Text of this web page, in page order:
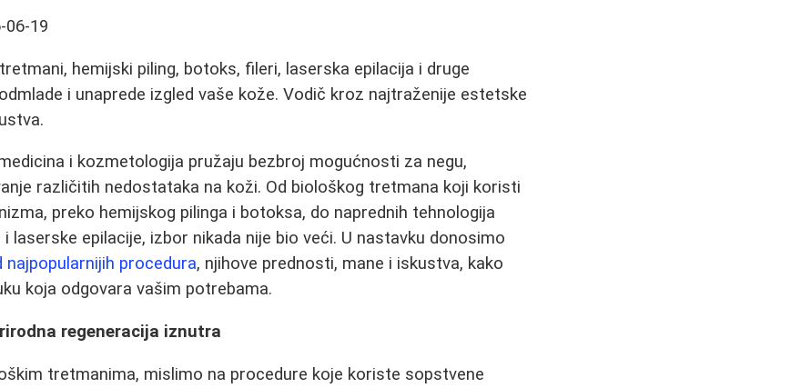
06-19
hemijski piling, botoks, fileri, laserska epilacija i druge
i unaprede izgled vaše kože. Vodič kroz najtraženije estetske
i kozmetologija pružaju bezbroj mogućnosti za negu,
različitih nedostataka na koži. Od biološkog tretmana koji koristi
preko hemijskog pilinga i botoksa, do naprednih tehnologija
laserske epilacije, izbor nikada nije bio veći. U nastavku donosimo
najpopularnijih procedura, njihove prednosti, mane i iskustva, kako
koja odgovara vašim potrebama.
regeneracija iznutra
tretmanima, mislimo na procedure koje koriste sopstvene